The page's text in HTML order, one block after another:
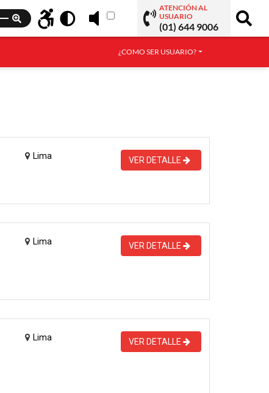
ATENCIÓN AL
USUARIO
(01) 644 9006
¿COMO SER USUARIO?
Lima VER DETALLE
Lima VER DETALLE
Lima VER DETALLE